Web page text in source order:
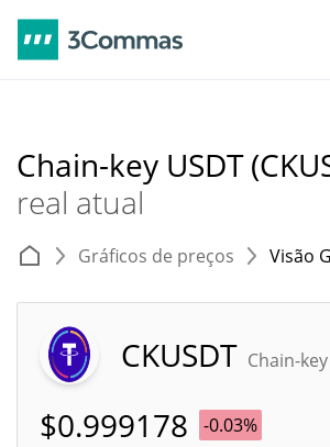
Chain-key USDT
real atual
Gráficos de preços Visão
CKUSDT Chain-
$0.999178 -0.03%